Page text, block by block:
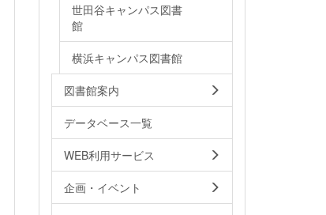
世田谷キャンパス図書
館
横浜キャンパス図書館
図書館案内
データベース一覧
WEB利用サービス
企画・イベント